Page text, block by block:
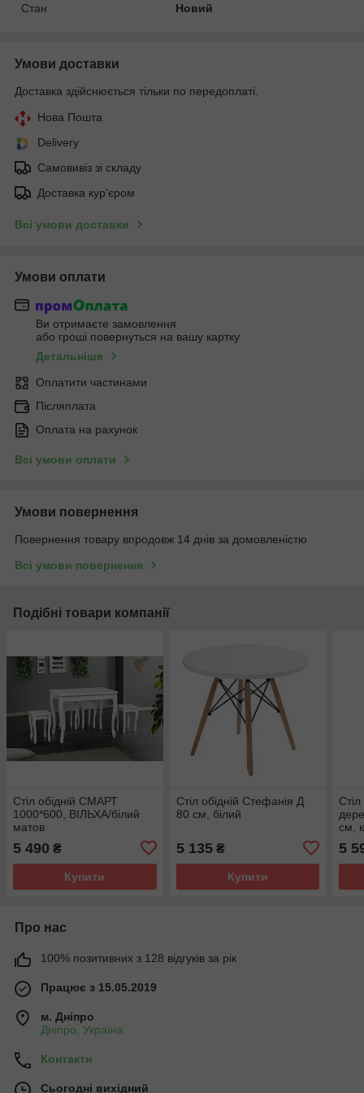
Стан
Новий
Умови доставки
Доставка здійснюється тільки по передоплаті.
Нова Пошта
Delivery
Самовивіз зі складу
Доставка кур'єром
Всі умови доставки
Умови оплати
Ви отримаєте замовлення
або гроші повернуться на вашу картку
Детальніше
Оплатити частинами
Післяплата
Оплата на рахунок
Всі умови оплати
Умови повернення
Повернення товару впродовж 14 днів за домовленістю
Всі умови повернення
Подібні товари компанії
Стіл обідній СМАРТ
1000*600, ВІЛЬХА/білий
матов
5 490 ₴
Купити
Стіл обідній Стефанія Д
80 см, білий
5 135₴
Купити
см,
5
Про нас
100% позитивних з 128 відгуків за рік
Працює з 15.05.2019
м. Дніпро
Дніпро, Україна
Контакти
Сьогодні вихідний